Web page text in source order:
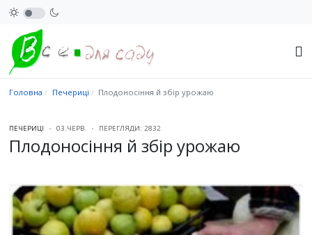
Головна Печериці Плодоносіння й збір урожаю
ПЕЧЕРИЦІ 03.ЧЕРВ. ПЕРЕГЛЯДИ: 2832
Плодоносіння й збір урожаю